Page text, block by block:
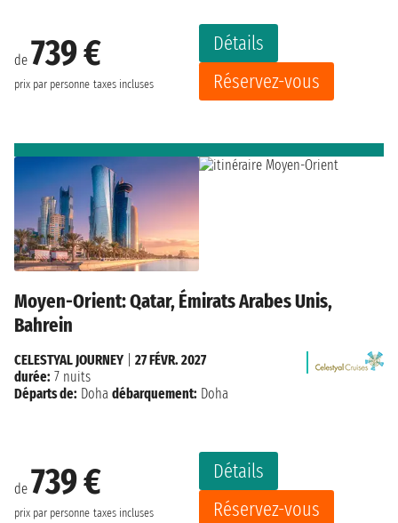
de 739 €
prix par personne taxes incluses
Détails
Réservez-vous
Moyen-Orient: Qatar, Émirats Arabes Unis,
Bahrein
de 739 €
prix par personne taxes incluses
Détails
Réservez-vous
CELESTYAL JOURNEY
27 FÉVR. 2027
durée: 7 nuits
Départs de: Doha débarquement: Doha